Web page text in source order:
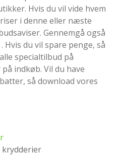
Hvis du vil vide hvem
i denne eller næste
Gennemgå også
Hvis du vil spare penge, så
specialtilbud på
indkøb. Vil du have
så download vores
krydderier